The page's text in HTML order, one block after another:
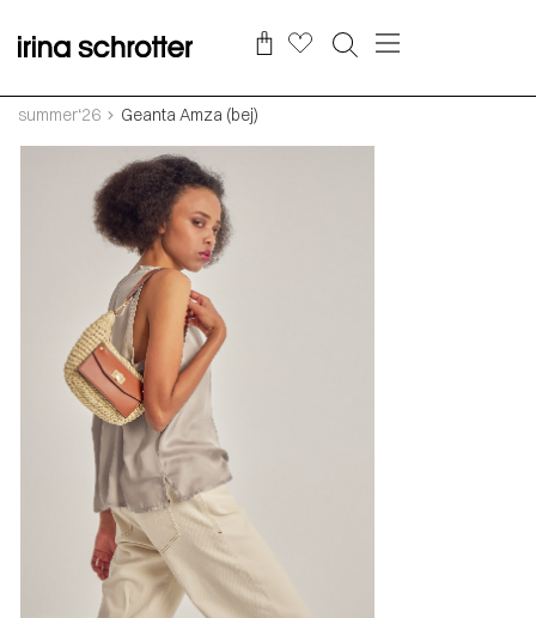
summer‘26 Geanta Amza (bej)